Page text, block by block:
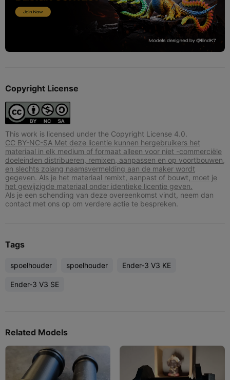
Copyright License
This work is licensed under the Copyright License 4.0.
CC BY-NC-SA Met deze licentie kunnen hergebruikers het
materiaal in elk medium of formaat alleen voor niet -commerciële
doeleinden distribueren, remixen, aanpassen en op voortbouwen,
en slechts zolang naamsvermelding aan de maker wordt
gegeven. Als je het materiaal remixt, aanpast of bouwt, moet je
het gewijzigde materiaal onder identieke licentie geven.
Als je een schending van deze overeenkomst vindt, neem dan
contact met ons op om verdere actie te bespreken.
Tags
spoelhouder spoelhouder Ender-3 V3 KE
Ender-3 V3 SE
Related Models